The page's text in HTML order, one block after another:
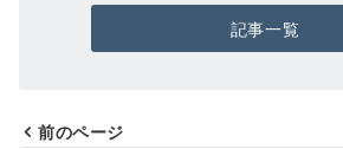
記事一覧
前のページ